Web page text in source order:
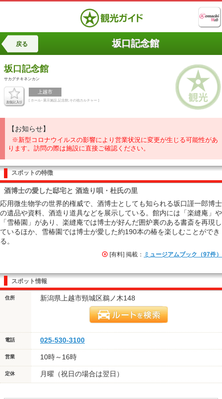
戻る 坂口記念館
坂口記念館
サカグチキネンカン
上越市
[ ホール･展示施設,記念館,その他カルチャー ]
【お知らせ】
※新型コロナウイルスの影響により営業状況に変更が生じる可能性があ
ります。訪問の際は施設に直接ご確認ください。
スポットの特徴
酒博士の愛した邸宅と 酒造り唄・杜氏の里
応用微生物学の世界的権威で、酒博士としても知られる坂口謹一郎博士
の遺品や資料、酒造り道具などを展示している。館内には「楽縫庵」や
「雪椿園」があり、楽縫庵では博士が好んだ囲炉裏のある書斎を再現し
ているほか、雪椿園では博士が愛した約190本の椿を楽しむことができ
る。
[有料] 掲載： ミュージアムブック（97件）
スポット情報
住所 新潟県上越市頸城区鵜ノ木148
電話 025-530-3100
営業 10時～16時
定休 月曜（祝日の場合は翌日）